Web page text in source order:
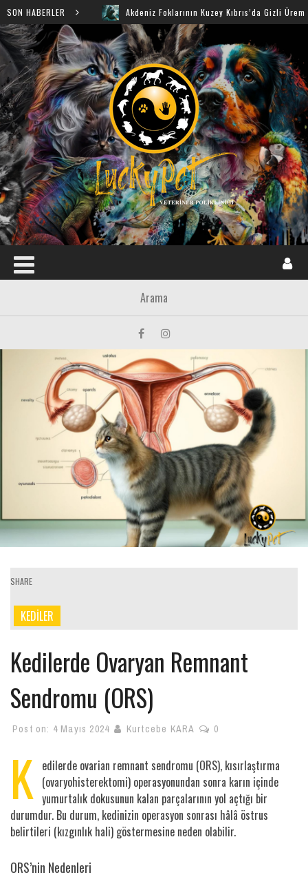
SON HABERLER Akdeniz Foklarının Kuzey Kıbrıs’da Gizli Üreme
SHARE
KEDİLER
Kedilerde Ovaryan Remnant
Sendromu (ORS)
Post on: 4 Mayıs 2024 Kurtcebe KARA 0
K edilerde ovarian remnant sendromu (ORS), kısırlaştırma
(ovaryohisterektomi) operasyonundan sonra karın içinde
yumurtalık dokusunun kalan parçalarının yol açtığı bir
durumdur. Bu durum, kedinizin operasyon sonrası hâlâ östrus
belirtileri (kızgınlık hali) göstermesine neden olabilir.
ORS’nin Nedenleri